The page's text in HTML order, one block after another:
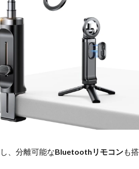
、分離可能なBluetoothリモコンも搭